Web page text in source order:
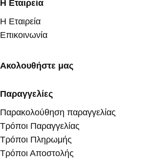
Η Εταιρεία
Η Εταιρεία
Επικοινωνία
Ακολουθήστε μας
Παραγγελίες
Παρακολούθηση παραγγελίας
Τρόποι Παραγγελίας
Τρόποι Πληρωμής
Τρόποι Αποστολής